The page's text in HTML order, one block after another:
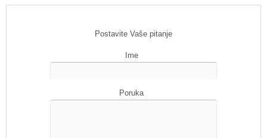
Postavite Vaše pitanje
Ime
Poruka